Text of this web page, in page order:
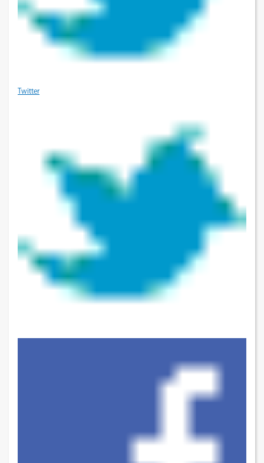
Twitter